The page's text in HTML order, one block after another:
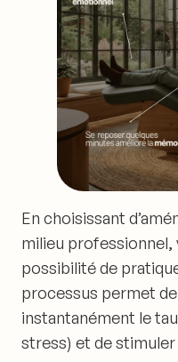
En choisissant
milieu professionnel,
possibilité de
processus permet
instantanément le
stress) et de